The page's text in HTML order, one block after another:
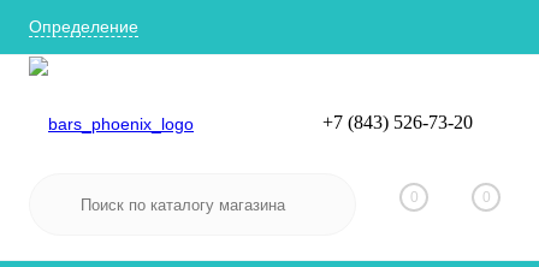
Определение
Вход
+7 (843) 526-73-20
0 0